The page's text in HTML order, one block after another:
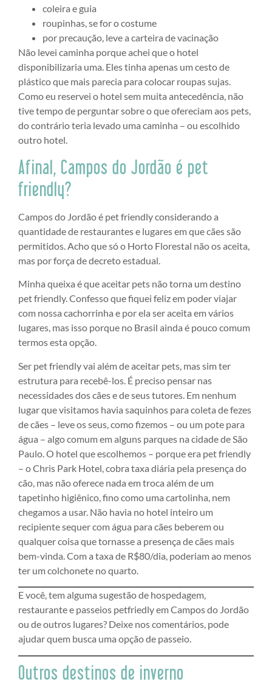
coleira e guia
roupinhas, se for o costume
por precaução, leve a carteira de vacinação
Não levei caminha porque achei que o hotel
disponibilizaria uma. Eles tinha apenas um cesto de
plástico que mais parecia para colocar roupas sujas.
Como eu reservei o hotel sem muita antecedência, não
tive tempo de perguntar sobre o que ofereciam aos pets,
do contrário teria levado uma caminha – ou escolhido
outro hotel.
Afinal, Campos do Jordão é pet
friendly?
Campos do Jordão é pet friendly considerando a
quantidade de restaurantes e lugares em que cães são
permitidos. Acho que só o Horto Florestal não os aceita,
mas por força de decreto estadual.
Minha queixa é que aceitar pets não torna um destino
pet friendly. Confesso que fiquei feliz em poder viajar
com nossa cachorrinha e por ela ser aceita em vários
lugares, mas isso porque no Brasil ainda é pouco comum
termos esta opção.
Ser pet friendly vai além de aceitar pets, mas sim ter
estrutura para recebê-los. É preciso pensar nas
necessidades dos cães e de seus tutores. Em nenhum
lugar que visitamos havia saquinhos para coleta de fezes
de cães – leve os seus, como fizemos – ou um pote para
água – algo comum em alguns parques na cidade de São
Paulo. O hotel que escolhemos – porque era pet friendly
– o Chris Park Hotel, cobra taxa diária pela presença do
cão, mas não oferece nada em troca além de um
tapetinho higiênico, fino como uma cartolinha, nem
chegamos a usar. Não havia no hotel inteiro um
recipiente sequer com água para cães beberem ou
qualquer coisa que tornasse a presença de cães mais
bem-vinda. Com a taxa de R$80/dia, poderiam ao menos
ter um colchonete no quarto.
E você, tem alguma sugestão de hospedagem,
restaurante e passeios petfriedly em Campos do Jordão
ou de outros lugares? Deixe nos comentários, pode
ajudar quem busca uma opção de passeio.
Outros destinos de inverno